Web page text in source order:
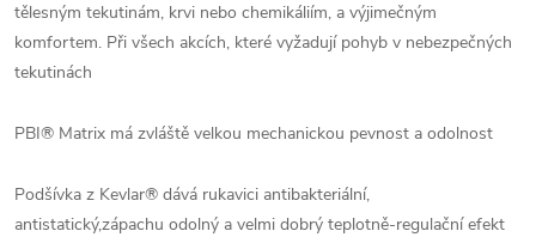
tělesným tekutinám, krvi nebo chemikáliím, a výjimečným
komfortem. Při všech akcích, které vyžadují pohyb v nebezpečných
tekutinách
PBI® Matrix má zvláště velkou mechanickou pevnost a odolnost
Podšívka z Kevlar® dává rukavici antibakteriální,
antistatický,zápachu odolný a velmi dobrý teplotně-regulační efekt